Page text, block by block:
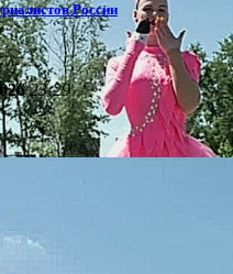
России
23:29